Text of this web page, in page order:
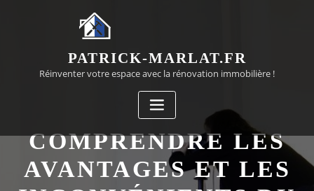
PATRICK-MARLAT.FR
Réinventer votre espace avec la rénovation immobilière !
COMPRENDRE LES
AVANTAGES ET LES